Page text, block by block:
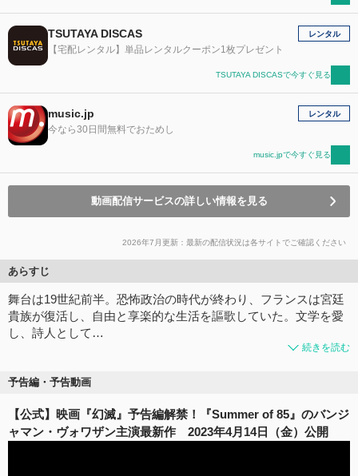
TSUTAYA DISCAS
【宅配レンタル】単品レンタルクーポン1枚プレゼント
レンタル
TSUTAYA DISCASで今すぐ見る
music.jp
今なら30日間無料でおためし
レンタル
music.jpで今すぐ見る
動画配信サービスの詳しい情報を見る
2026年7月更新：最新の配信状況は各サイトでご確認ください
あらすじ
舞台は19世紀前半。恐怖政治の時代が終わり、フランスは宮廷
貴族が復活し、自由と享楽的な生活を謳歌していた。文学を愛
し、詩人として…
続きを読む
予告編・予告動画
【公式】映画『幻滅』予告編解禁！『Summer of 85』のバンジ
ャマン・ヴォワザン主演最新作 2023年4月14日（金）公開